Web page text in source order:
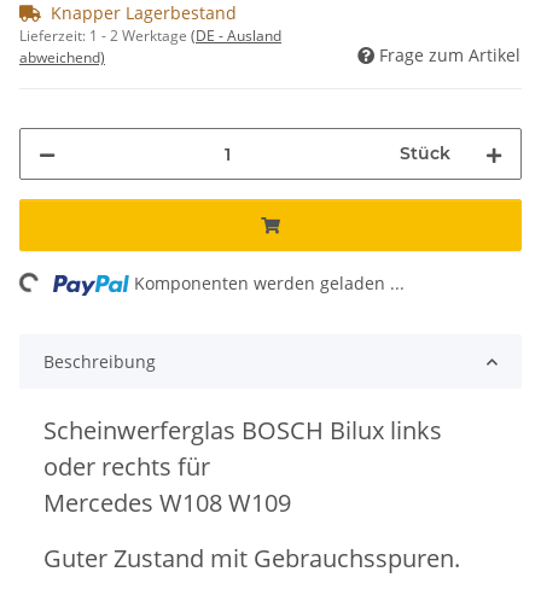
Knapper Lagerbestand
Lieferzeit: 1 - 2 Werktage (DE - Ausland
abweichend)
Frage zum Artikel
Stück
Komponenten werden geladen ...
Beschreibung
Scheinwerferglas BOSCH Bilux links
oder rechts für
Mercedes W108 W109
Guter Zustand mit Gebrauchsspuren.